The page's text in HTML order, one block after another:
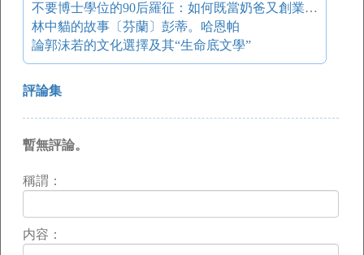
不要博士學位的90后羅征：如何既當奶爸又創業？ 氪星年貨 Vol.2
林中貓的故事〔芬蘭〕彭蒂。哈恩帕
論郭沫若的文化選擇及其“生命底文學”
評論集
暫無評論。
稱謂：
内容：